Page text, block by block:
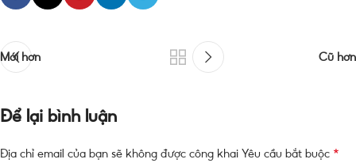
Mới hơn Cũ hơn
Để lại bình luận
Địa chỉ email của bạn sẽ không được công khai Yêu cầu bắt buộc *